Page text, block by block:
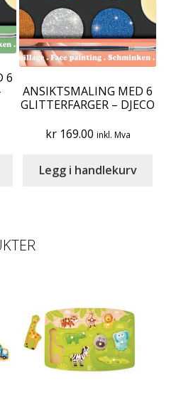
6
ANSIKTSMALING MED 6
GLITTERFARGER – DJECO
kr169.00 inkl. Mva
Legg i handlekurv